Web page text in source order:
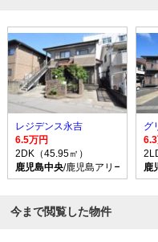
レジデンス永吉
6.5万円
2DK（45.95㎡）
鹿児島中央/鹿児島アリーナ前
グ
鹿
今まで閲覧した物件